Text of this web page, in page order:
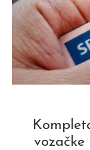
vozačke